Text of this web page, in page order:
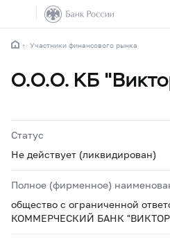
Участники финансового рынка
О.О.О. КБ
Статус
Не действует (ликвидирован)
Полное (фирменное)
общество с ограниченной
КОММЕРЧЕСКИЙ БАНК